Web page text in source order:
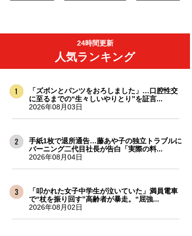
24時間更新
人気ランキング
「ズボンとパンツをおろしました」…口腔性交
に至るまでの“生々しいやりとり”を証言...
2026年08月03日
手紙1枚で退所通告…藤あや子の独立トラブルに
バーニング二代目社長が告白「実際の料...
2026年08月04日
「叩かれた女子中学生が泣いていた」満員電車
で“杖を振り回す”高齢者が暴走。“屈強...
2026年08月02日